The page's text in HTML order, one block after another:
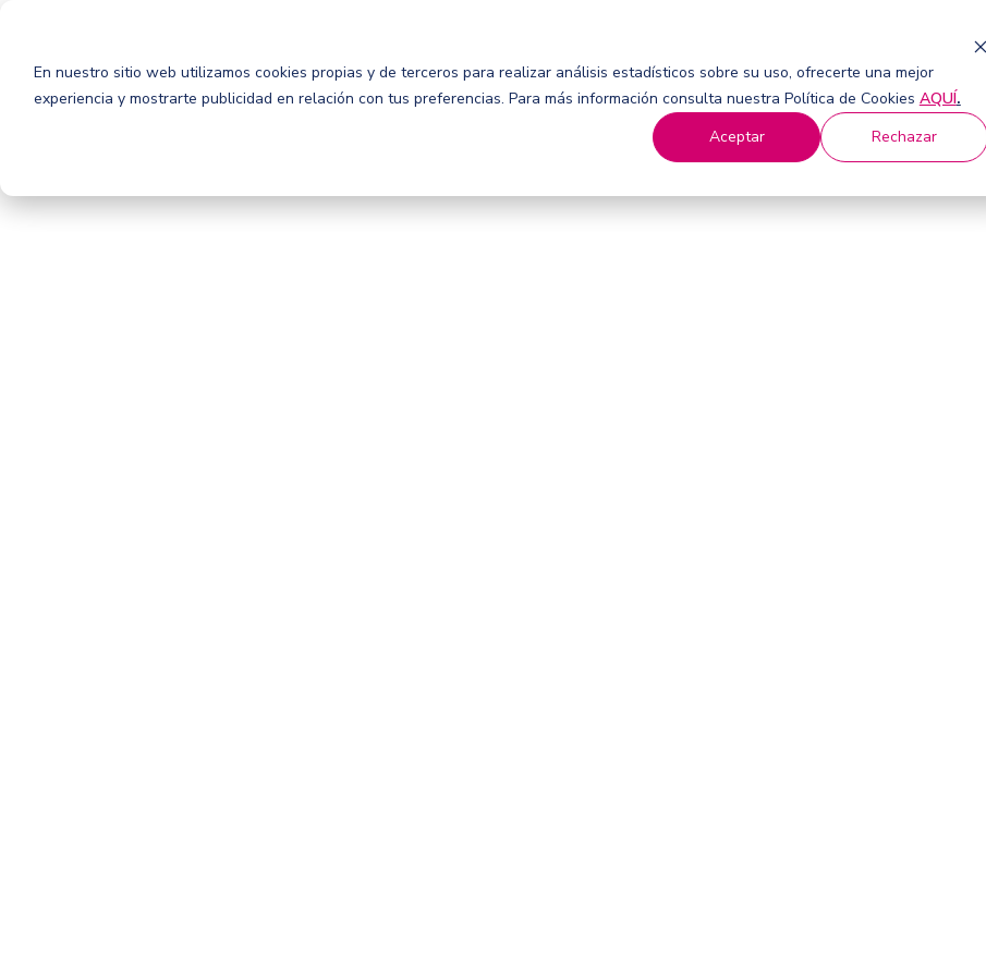
En nuestro sitio web utilizamos cookies propias y de terceros para realizar análisis estadísticos sobre su uso, ofrecerte una mejor
experiencia y mostrarte publicidad en relación con tus preferencias. Para más información consulta nuestra Política de Cookies AQUÍ.
Aceptar
Rechazar